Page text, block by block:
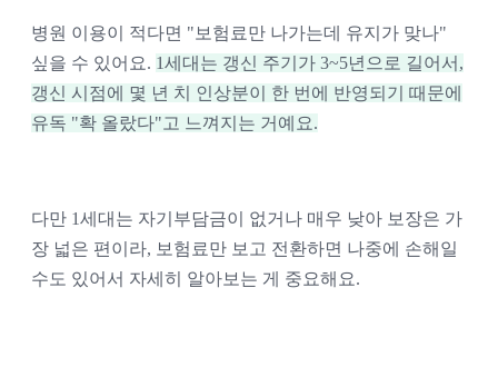
병원 이용이 적다면 "보험료만 나가는데 유지가 맞나"
싶을 수 있어요. 1세대는 갱신 주기가 3~5년으로 길어서,
갱신 시점에 몇 년 치 인상분이 한 번에 반영되기 때문에
유독 "확 올랐다"고 느껴지는 거예요.
다만 1세대는 자기부담금이 없거나 매우 낮아 보장은 가
장 넓은 편이라, 보험료만 보고 전환하면 나중에 손해일
수도 있어서 자세히 알아보는 게 중요해요.